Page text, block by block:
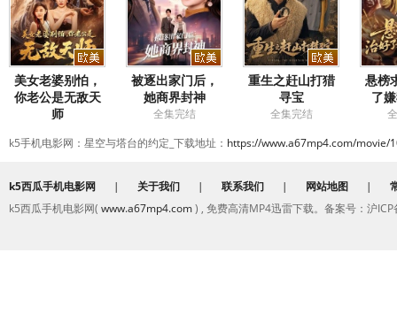
美女老婆别怕，
你老公是无敌天
师
被逐出家门后，
她商界封神
全集完结
重生之赶山打猎
寻宝
全集完结
悬榜
了
k5手机电影网：星空与塔台的约定_下载地址： https://www.a67mp4.com/movie/
k5西瓜手机电影网 | 关于我们 | 联系我们 | 网站地图 |
k5西瓜手机电影网( www.a67mp4.com) , 免费高清MP4迅雷下载。备案号：沪